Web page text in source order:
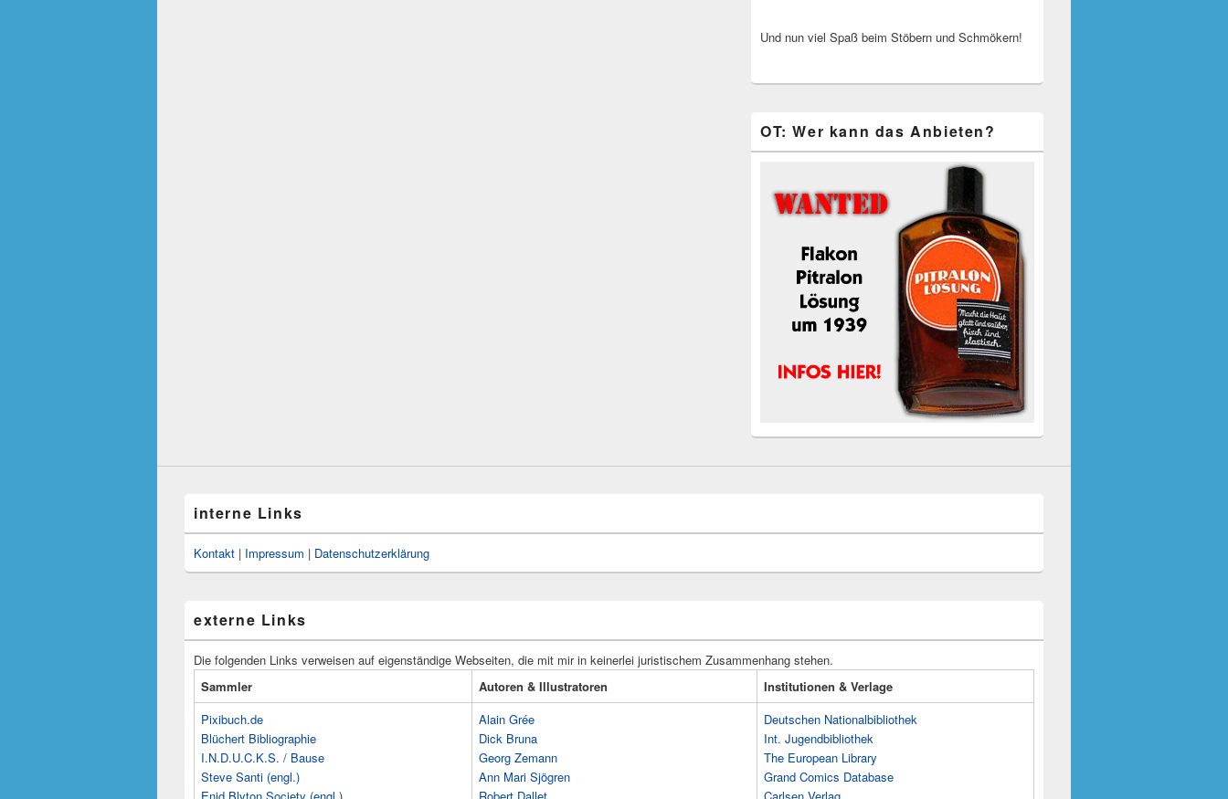
Und nun viel Spaß beim Stöbern und Schmökern!
OT: Wer kann das Anbieten?
interne Links
Kontakt | Impressum | Datenschutzerklärung
externe Links
Die folgenden Links verweisen auf eigenständige Webseiten, die mit mir in keinerlei juristischem Zusammenhang stehen.
Sammler
Autoren & Illustratoren
Institutionen & Verlage
Pixibuch.de
Blüchert Bibliographie
I.N.D.U.C.K.S. / Bause
Steve Santi (engl.)
Alain Grée
Dick Bruna
Georg Zemann
Ann Mari Sjögren
Deutschen Nationalbibliothek
Int. Jugendbibliothek
The European Library
Grand Comics Database